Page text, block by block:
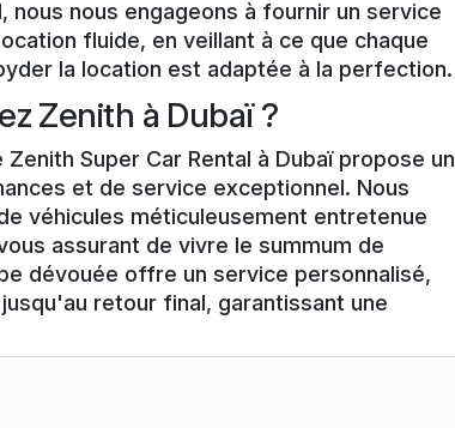
nous nous engageons à fournir un service
fluide, en veillant à ce que chaque
la location est adaptée à la perfection.
Zenith à Dubaï ?
Super Car Rental à Dubaï propose un
et de service exceptionnel. Nous
véhicules méticuleusement entretenue
assurant de vivre le summum de
dévouée offre un service personnalisé,
retour final, garantissant une